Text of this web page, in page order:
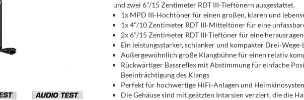
und zwei 6"/15 Zentimeter RDT III-Tieftönern ausgestattet.
1x MPD III-Hochtöner für einen großen, klaren und
1x 4"/10 Zentimeter RDT III-Mitteltöner für eine
2x 6"/15 Zentimeter RDT III-Tieftöner für eine
Ein leistungsstarker, schlanker und kompakter Drei-
Außergewöhnlich große Klangbühne für einen relativ
Rückwärtiger Bassreflex mit Abstimmung für einfache
Beeinträchtigung des Klangs
Perfekt für hochwertige HiFi-Anlagen und
Die Gehäuse sind mit geätzten Intarsien verziert, die die